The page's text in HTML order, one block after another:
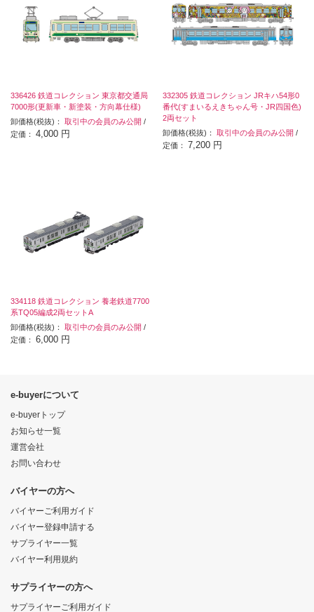
336426 鉄道コレクション 東京都交通局
7000形(更新車・新塗装・方向幕仕様)
卸価格(税抜)： 取引中の会員のみ公開 /
定価： 4,000 円
332305 鉄道コレクション JRキハ54形0
番代(すまいるえきちゃん号・JR四国色)
2両セット
卸価格(税抜)：取引中の会員のみ公開 /
定価： 7,200 円
334118 鉄道コレクション 養老鉄道7700
系TQ05編成2両セットA
卸価格(税抜)： 取引中の会員のみ公開 /
定価： 6,000 円
e-buyerについて
e-buyerトップ
お知らせ一覧
運営会社
お問い合わせ
バイヤーの方へ
バイヤーご利用ガイド
バイヤー登録申請する
サプライヤー一覧
バイヤー利用規約
サプライヤーの方へ
サプライヤーご利用ガイド